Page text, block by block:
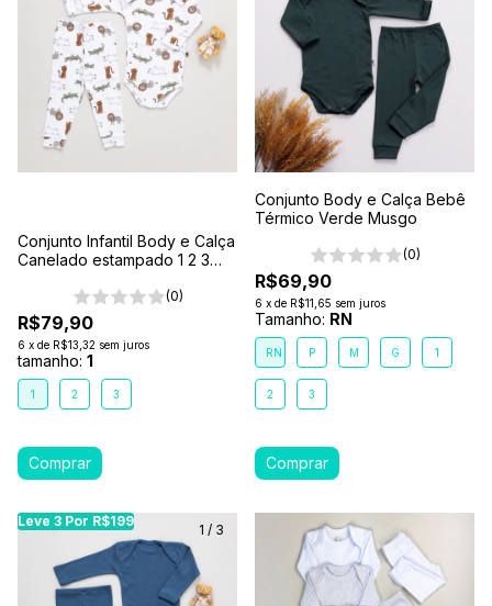
Conjunto Infantil Body e Calça
Canelado estampado 1 2 3
(0)
R$79,90
6 x de R$13,32 sem juros
tamanho: 1
1 2 3
Conjunto Body e Calça Bebê
Térmico Verde Musgo
(0)
R$69,90
6 x de R$11,65 sem juros
Tamanho: RN
RN P M G 1
2 3
Leve 3 Por R$199
Leve 3 Por R$199 Leve 3 Por R$199
1 / 3